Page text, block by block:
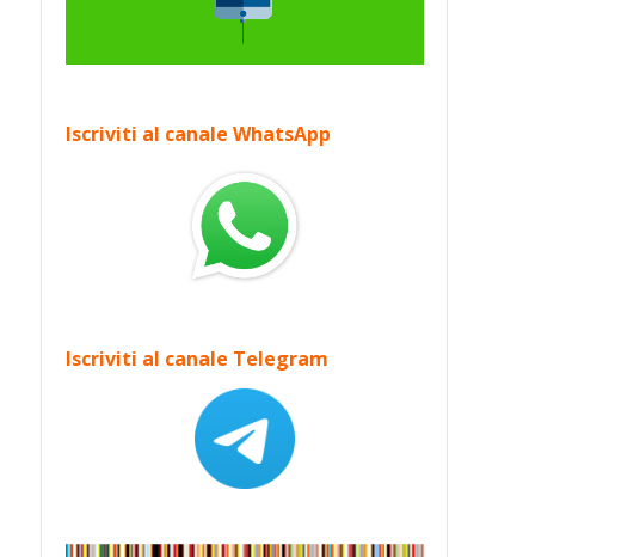
Iscriviti al canale WhatsApp
Iscriviti al canale Telegram